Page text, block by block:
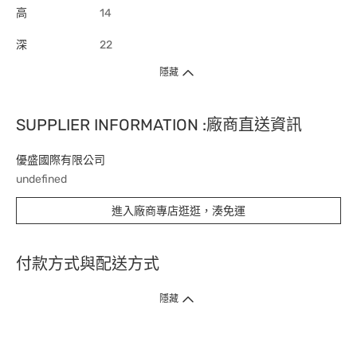
高 14
深 22
隱藏
SUPPLIER INFORMATION :廠商直送資訊
優盛國際有限公司
undefined
進入廠商專店逛逛，湊免運
付款方式與配送方式
隱藏